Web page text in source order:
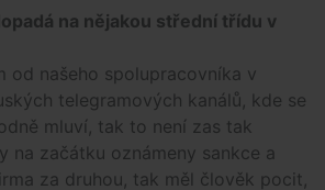
na nějakou střední třídu v
od našeho spolupracovníka v
telegramových kanálů, kde se
mluví, tak to není zas tak
na začátku oznámeny sankce a
za druhou, tak měl člověk pocit,